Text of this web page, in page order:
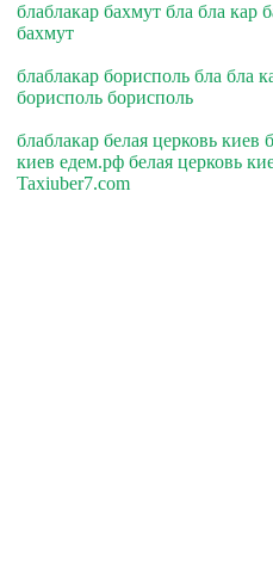
блаблакар бахмут бла бла кар
бахмут
блаблакар борисполь бла бла
борисполь борисполь
блаблакар белая церковь киев
киев едем.рф белая церковь
Taxiuber7.com